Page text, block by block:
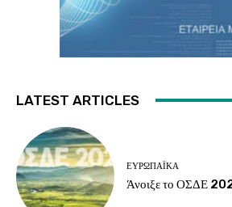
LATEST ARTICLES
ΕΥΡΩΠΑΪΚΆ
Άνοιξε το ΟΣΔΕ